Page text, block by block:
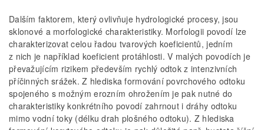
Dalším faktorem, který ovlivňuje hydrologické procesy, jsou
sklonové a morfologické charakteristiky. Morfologii povodí lze
charakterizovat celou řadou tvarových koeficientů, jedním
z nich je například koeficient protáhlosti. V malých povodích je
převažujícím rizikem především rychlý odtok z intenzivních
příčinných srážek. Z hlediska formování povrchového odtoku
spojeného s možným erozním ohrožením je pak nutné do
charakteristiky konkrétního povodí zahrnout i dráhy odtoku
mimo vodní toky (délku drah plošného odtoku). Z hlediska